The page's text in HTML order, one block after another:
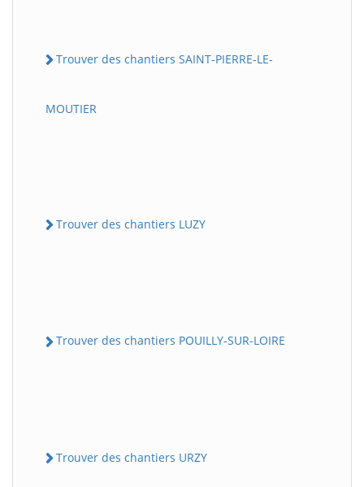
Trouver des chantiers SAINT-PIERRE-LE-
MOUTIER
Trouver des chantiers LUZY
Trouver des chantiers POUILLY-SUR-LOIRE
Trouver des chantiers URZY